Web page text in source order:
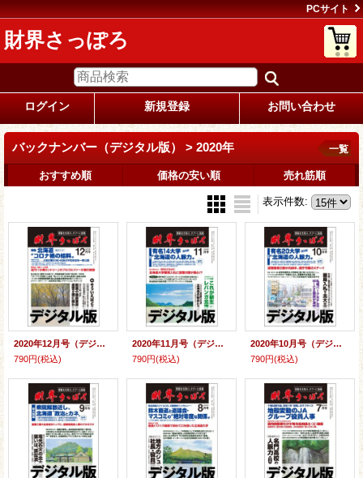
PCサイト
財界さっぽろ
ログイン 新規登録 お問い合わせ
バックナンバー（デジタル版） > 2020年 一覧
おすすめ順 価格の安い順 売れ筋順
表示件数:
2020年12月号（デジタル版）
790円(税込)
2020年11月号（デジタル版）
790円(税込)
2020年10月号（デジタル版）
790円(税込)